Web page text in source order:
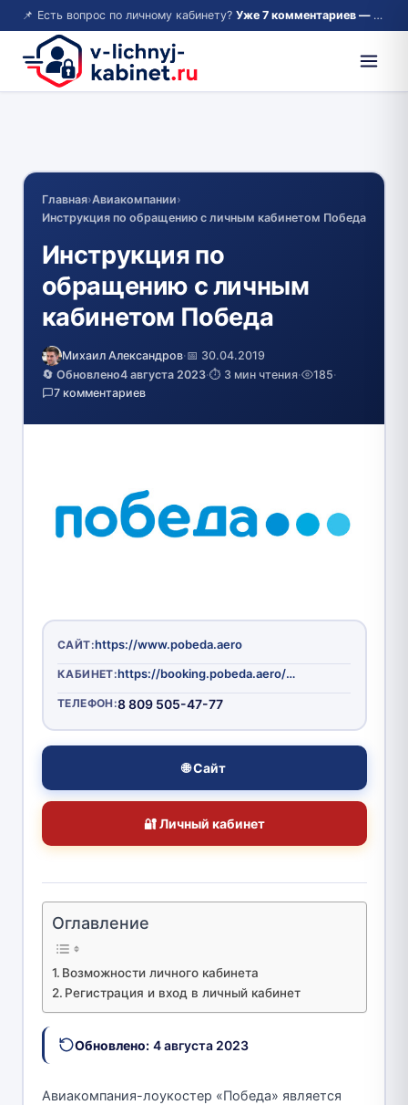
📌 Есть вопрос по личному кабинету? Уже 7 комментариев — возможно, ответ там!
Главная›Авиакомпании›
Инструкция по обращению с личным кабинетом Победа
Инструкция по
обращению с личным
кабинетом Победа
Михаил Александров·📅 30.04.2019
🔄 Обновлено4 августа 2023·⏱️ 3 мин чтения· 185·
7 комментариев
САЙТ:https://www.pobeda.aero
КАБИНЕТ: https://booking.pobeda.aero/Login.aspx
ТЕЛЕФОН:8 809 505-47-77
🌐 Сайт
🔐 Личный кабинет
Оглавление
Возможности личного кабинета
Регистрация и вход в личный кабинет
Обновлено: 4 августа 2023
Авиакомпания-лоукостер «Победа» является